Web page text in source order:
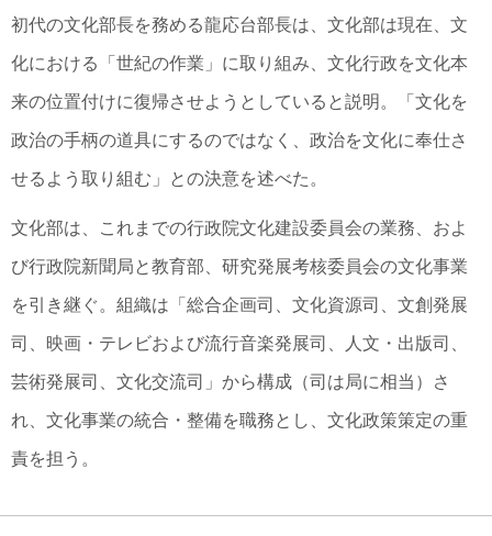
初代の文化部長を務める龍応台部長は、文化部は現在、文
化における「世紀の作業」に取り組み、文化行政を文化本
来の位置付けに復帰させようとしていると説明。「文化を
政治の手柄の道具にするのではなく、政治を文化に奉仕さ
せるよう取り組む」との決意を述べた。
文化部は、これまでの行政院文化建設委員会の業務、およ
び行政院新聞局と教育部、研究発展考核委員会の文化事業
を引き継ぐ。組織は「総合企画司、文化資源司、文創発展
司、映画・テレビおよび流行音楽発展司、人文・出版司、
芸術発展司、文化交流司」から構成（司は局に相当）さ
れ、文化事業の統合・整備を職務とし、文化政策策定の重
責を担う。